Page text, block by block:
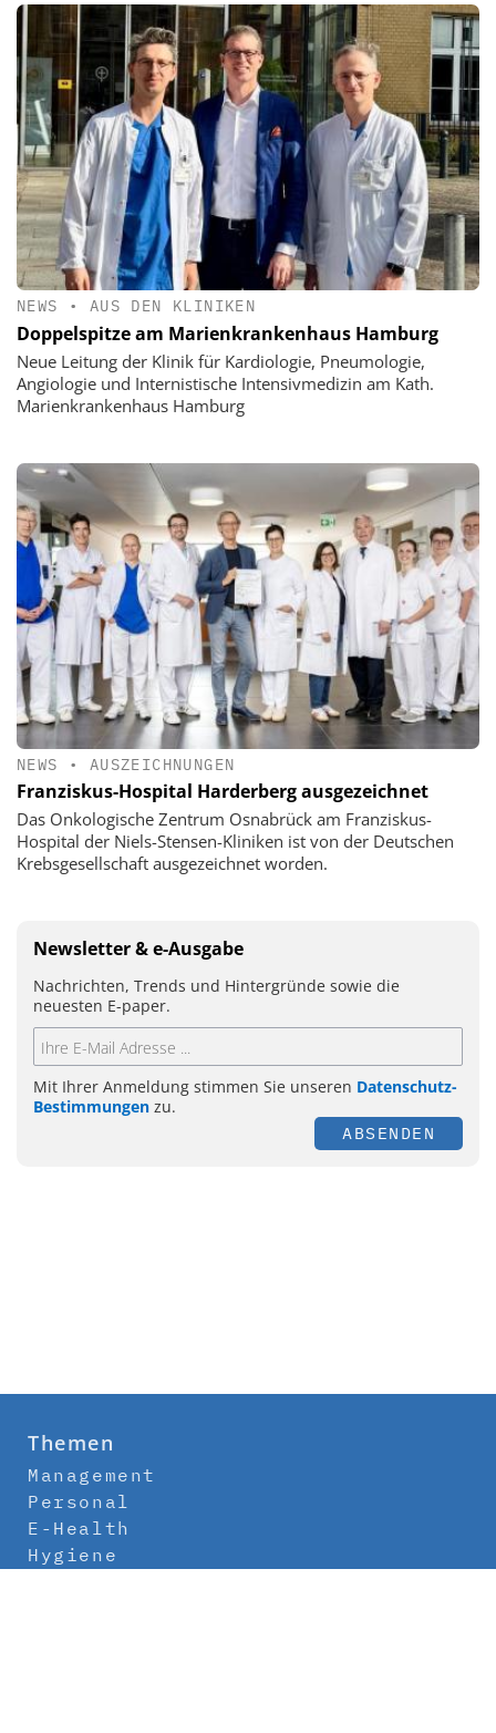
NEWS • AUS DEN KLINIKEN
Doppelspitze am Marienkrankenhaus Hamburg
Neue Leitung der Klinik für Kardiologie, Pneumologie,
Angiologie und Internistische Intensivmedizin am Kath.
Marienkrankenhaus Hamburg
NEWS • AUSZEICHNUNGEN
Franziskus-Hospital Harderberg ausgezeichnet
Das Onkologische Zentrum Osnabrück am Franziskus-
Hospital der Niels-Stensen-Kliniken ist von der Deutschen
Krebsgesellschaft ausgezeichnet worden.
Newsletter & e-Ausgabe
Nachrichten, Trends und Hintergründe sowie die
neuesten E-paper.
Mit Ihrer Anmeldung stimmen Sie unseren Datenschutz-
Bestimmungen zu.
ABSENDEN
Themen
Management
Personal
E-Health
Hygiene